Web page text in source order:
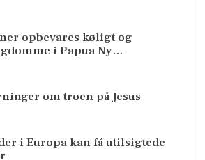
opbevares køligt og
i Papua Ny…
om troen på Jesus
i Europa kan få utilsigtede